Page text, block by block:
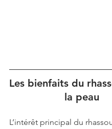
Les bienfaits du
la peau
L’intérêt principal du